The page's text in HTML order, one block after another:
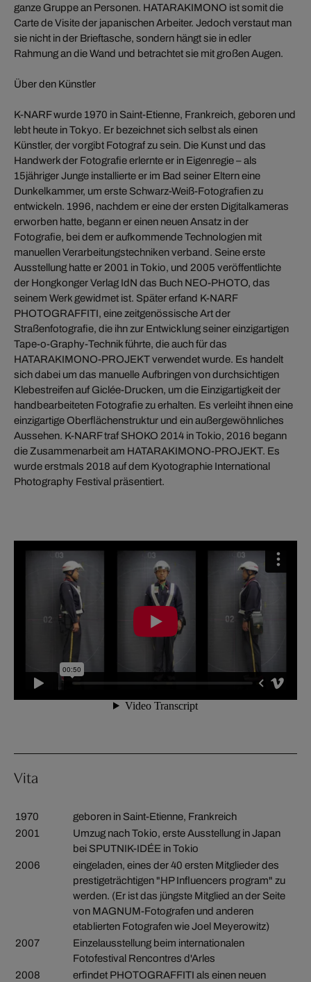
ganze Gruppe an Personen. HATARAKIMONO ist somit die
Carte de Visite der japanischen Arbeiter. Jedoch verstaut man
sie nicht in der Brieftasche, sondern hängt sie in edler
Rahmung an die Wand und betrachtet sie mit großen Augen.
Über den Künstler
K-NARF wurde 1970 in Saint-Etienne, Frankreich, geboren und
lebt heute in Tokyo. Er bezeichnet sich selbst als einen
Künstler, der vorgibt Fotograf zu sein. Die Kunst und das
Handwerk der Fotografie erlernte er in Eigenregie – als
15jähriger Junge installierte er im Bad seiner Eltern eine
Dunkelkammer, um erste Schwarz-Weiß-Fotografien zu
entwickeln. 1996, nachdem er eine der ersten Digitalkameras
erworben hatte, begann er einen neuen Ansatz in der
Fotografie, bei dem er aufkommende Technologien mit
manuellen Verarbeitungstechniken verband. Seine erste
Ausstellung hatte er 2001 in Tokio, und 2005 veröffentlichte
der Hongkonger Verlag IdN das Buch NEO-PHOTO, das
seinem Werk gewidmet ist. Später erfand K-NARF
PHOTOGRAFFITI, eine zeitgenössische Art der
Straßenfotografie, die ihn zur Entwicklung seiner einzigartigen
Tape-o-Graphy-Technik führte, die auch für das
HATARAKIMONO-PROJEKT verwendet wurde. Es handelt
sich dabei um das manuelle Aufbringen von durchsichtigen
Klebestreifen auf Giclée-Drucken, um die Einzigartigkeit der
handbearbeiteten Fotografie zu erhalten. Es verleiht ihnen eine
einzigartige Oberflächenstruktur und ein außergewöhnliches
Aussehen. K-NARF traf SHOKO 2014 in Tokio, 2016 begann
die Zusammenarbeit am HATARAKIMONO-PROJEKT. Es
wurde erstmals 2018 auf dem Kyotographie International
Photography Festival präsentiert.
Vita
1970
geboren in Saint-Etienne, Frankreich
2001
Umzug nach Tokio, erste Ausstellung in Japan
bei SPUTNIK-IDÉE in Tokio
2006
eingeladen, eines der 40 ersten Mitglieder des
prestigeträchtigen "HP Influencers program" zu
werden. (Er ist das jüngste Mitglied an der Seite
von MAGNUM-Fotografen und anderen
etablierten Fotografen wie Joel Meyerowitz)
2007
Einzelausstellung beim internationalen
Fotofestival Rencontres d'Arles
2008
erfindet PHOTOGRAFFITI als einen neuen